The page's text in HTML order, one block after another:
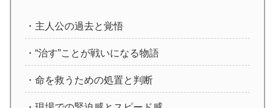
・主人公の過去と覚悟
・“治す”ことが戦いになる物語
・命を救うための処置と判断